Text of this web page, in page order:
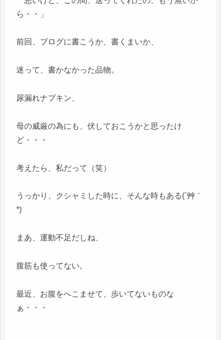
ら・・」
前回、ブログに書こうか、書くまいか、
迷って、書かなかった品物。
尿漏れナプキン、
母の威厳の為にも、伏しておこうかと思ったけ
ど・・・
考えたら、私だって（笑）
うっかり、クシャミした時に、そんな時もある(´艸｀
*)
まあ、運動不足だしね、
腹筋も使ってない。
最近、お腹をへこませて、歩いてないものな
ぁ・・・